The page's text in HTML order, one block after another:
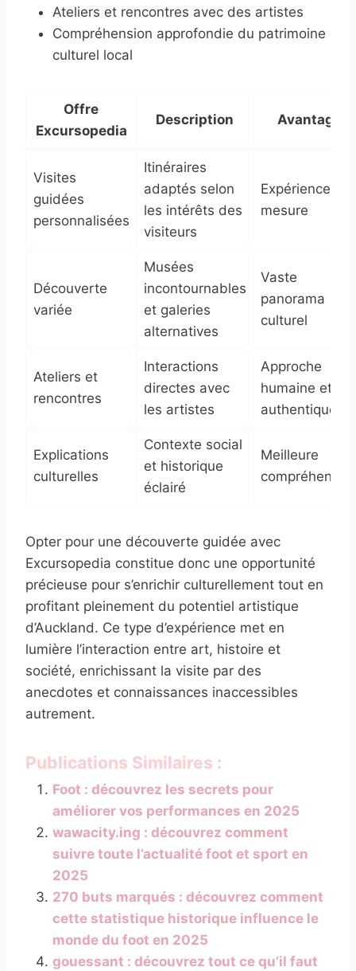
Ateliers et rencontres avec des artistes
Compréhension approfondie du patrimoine
culturel local
Offre
Excursopedia
Description Avantage
Visites
guidées
personnalisées
Itinéraires
adaptés selon
les intérêts des
visiteurs
Expérience sur
mesure
Découverte
variée
Musées
incontournables
et galeries
alternatives
Vaste
panorama
culturel
Ateliers et
rencontres
Interactions
directes avec
les artistes
Approche
humaine et
authentique
Explications
culturelles
Contexte social
et historique
éclairé
Meilleure
Opter pour une découverte guidée avec
Excursopedia constitue donc une opportunité
précieuse pour s’enrichir culturellement tout en
profitant pleinement du potentiel artistique
d’Auckland. Ce type d’expérience met en
lumière l’interaction entre art, histoire et
société, enrichissant la visite par des
anecdotes et connaissances inaccessibles
autrement.
Publications Similaires :
Foot : découvrez les secrets pour
améliorer vos performances en 2025
wawacity.ing : découvrez comment
suivre toute l’actualité foot et sport en
2025
270 buts marqués : découvrez comment
cette statistique historique influence le
monde du foot en 2025
gouessant : découvrez tout ce qu’il faut